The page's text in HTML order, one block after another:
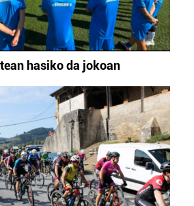
hasiko da jokoan